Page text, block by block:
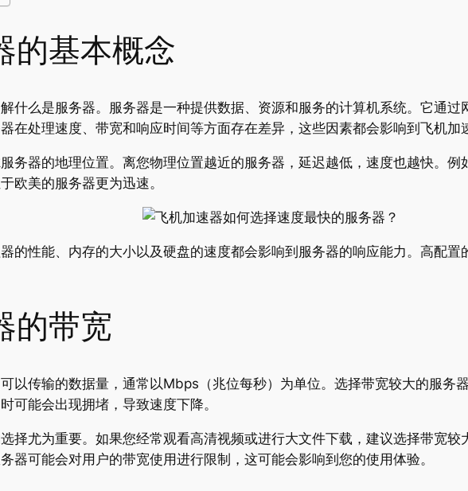
的基本概念
什么是服务器。服务器是一种提供数据、资源和服务的计算机系统。它通
在处理速度、带宽和响应时间等方面存在差异，这些因素都会影响到飞机加
务器的地理位置。离您物理位置越近的服务器，延迟越低，速度也越快。
欧美的服务器更为迅速。
的性能、内存的大小以及硬盘的速度都会影响到服务器的响应能力。高配
的带宽
以传输的数据量，通常以Mbps（兆位每秒）为单位。选择带宽较大的服务
可能会出现拥堵，导致速度下降。
择尤为重要。如果您经常观看高清视频或进行大文件下载，建议选择带宽
器可能会对用户的带宽使用进行限制，这可能会影响到您的使用体验。